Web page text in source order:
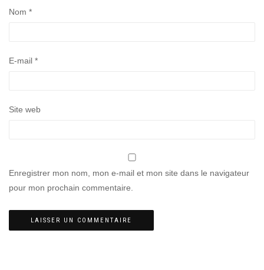
Nom *
E-mail *
Site web
Enregistrer mon nom, mon e-mail et mon site dans le navigateur
pour mon prochain commentaire.